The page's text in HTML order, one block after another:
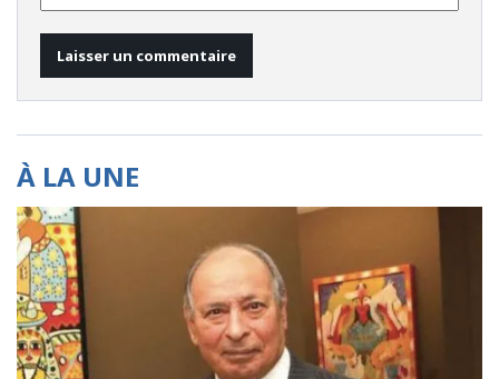
À LA UNE